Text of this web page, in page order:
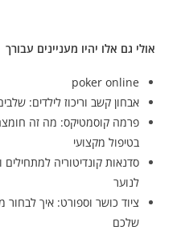
אולי גם אלו יהיו מעניינים עבורך
poker online
אבחון קשב וריכוז לילדים:
פרמה קוסמטיקס: מה זה
בטיפול מקצועי
סדנאות קונדיטוריה
לנוער
ציוד כושר וספורט: איך
שלכם